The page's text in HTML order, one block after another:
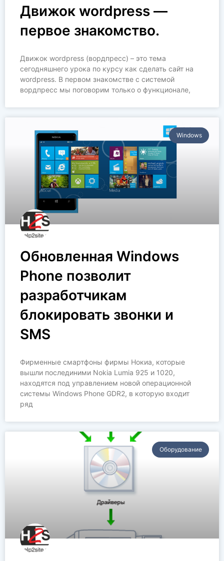
Движок wordpress —
первое знакомство.
Движок wordpress (вордпресс) – это тема
сегодняшнего урока по курсу как сделать сайт на
wordpress. В первом знакомстве с системой
вордпресс мы поговорим только о функционале,
Windows
Обновленная Windows
Phone позволит
разработчикам
блокировать звонки и
SMS
Фирменные смартфоны фирмы Нокиа, которые
вышли послединими Nokia Lumia 925 и 1020,
находятся под управлением новой операционной
системы Windows Phone GDR2, в которую входит
ряд
Оборудование